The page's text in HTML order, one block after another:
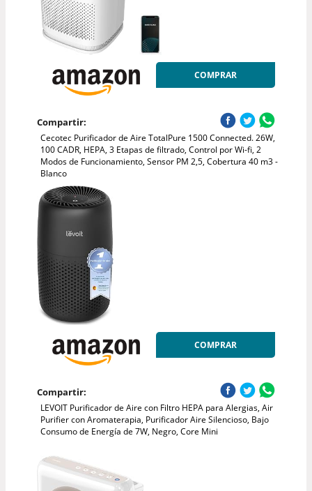
COMPRAR
Compartir:
Cecotec Purificador de Aire TotalPure 1500 Connected. 26W,
100 CADR, HEPA, 3 Etapas de filtrado, Control por Wi-fi, 2
Modos de Funcionamiento, Sensor PM 2,5, Cobertura 40 m3 -
Blanco
COMPRAR
Compartir:
LEVOIT Purificador de Aire con Filtro HEPA para Alergias, Air
Purifier con Aromaterapia, Purificador Aire Silencioso, Bajo
Consumo de Energía de 7W, Negro, Core Mini